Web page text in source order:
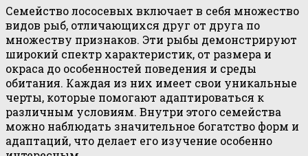
Семейство лососевых включает в себя множество
видов рыб, отличающихся друг от друга по
множеству признаков. Эти рыбы демонстрируют
широкий спектр характеристик, от размера и
окраса до особенностей поведения и среды
обитания. Каждая из них имеет свои уникальные
черты, которые помогают адаптироваться к
различным условиям. Внутри этого семейства
можно наблюдать значительное богатство форм и
адаптаций, что делает его изучение особенно